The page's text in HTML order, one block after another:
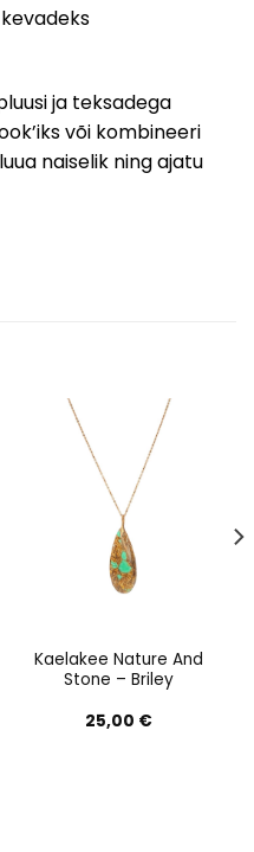
ja teksadega
või kombineeri
naiselik ning ajatu
Kaelakee Nature And
Stone – Briley
25,00 €